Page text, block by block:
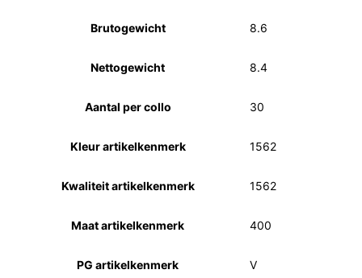
Brutogewicht 8.6
Nettogewicht 8.4
Aantal per collo 30
Kleur artikelkenmerk 1562
Kwaliteit artikelkenmerk 1562
Maat artikelkenmerk 400
PG artikelkenmerk V